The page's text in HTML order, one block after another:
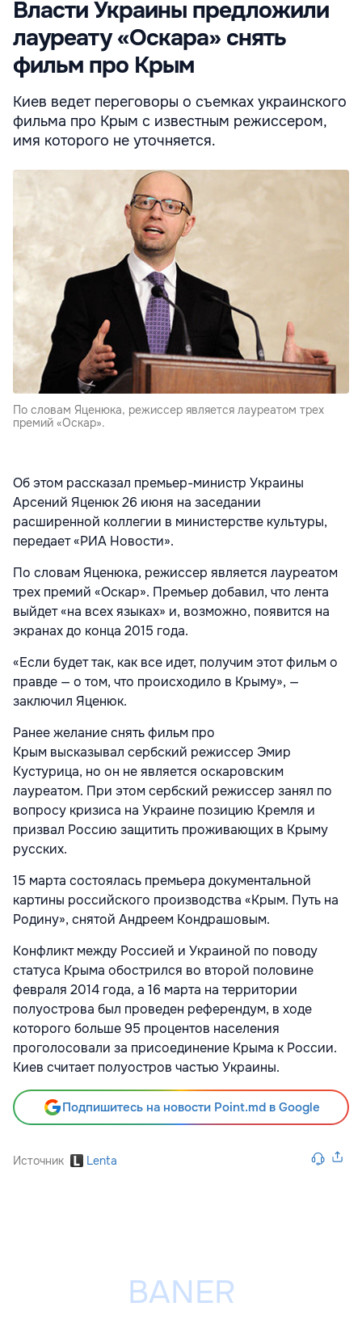
Власти Украины предложили
лауреату «Оскара» снять
фильм про Крым
Киев ведет переговоры о съемках украинского
фильма про Крым с известным режиссером,
имя которого не уточняется.
По словам Яценюка, режиссер является лауреатом трех
премий «Оскар».
Об этом рассказал премьер-министр Украины
Арсений Яценюк 26 июня на заседании
расширенной коллегии в министерстве культуры,
передает «РИА Новости».
По словам Яценюка, режиссер является лауреатом
трех премий «Оскар». Премьер добавил, что лента
выйдет «на всех языках» и, возможно, появится на
экранах до конца 2015 года.
«Если будет так, как все идет, получим этот фильм о
правде — о том, что происходило в Крыму», —
заключил Яценюк.
Ранее желание снять фильм про
Крым высказывал сербский режиссер Эмир
Кустурица, но он не является оскаровским
лауреатом. При этом сербский режиссер занял по
вопросу кризиса на Украине позицию Кремля и
призвал Россию защитить проживающих в Крыму
русских.
15 марта состоялась премьера документальной
картины российского производства «Крым. Путь на
Родину», снятой Андреем Кондрашовым.
Конфликт между Россией и Украиной по поводу
статуса Крыма обострился во второй половине
февраля 2014 года, а 16 марта на территории
полуострова был проведен референдум, в ходе
которого больше 95 процентов населения
проголосовали за присоединение Крыма к России.
Киев считает полуостров частью Украины.
Подпишитесь на новости Point.md в Google
Источник Lenta